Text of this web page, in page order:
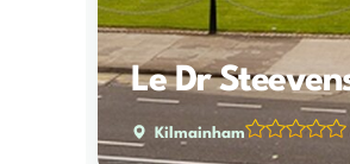
Le Dr
Kilmainham